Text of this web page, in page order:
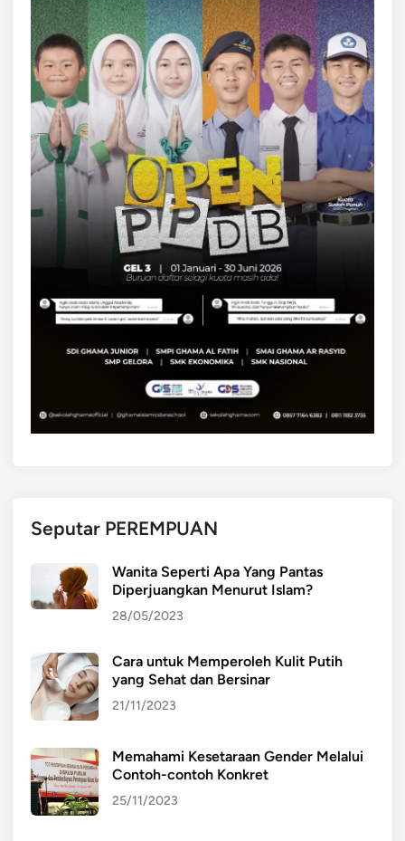
I
K
A
K
I
A
M
E
N
G
E
J
R
K
H
R
N
A
A
K
N
M
E
I
K
Seputar PEREMPUAN
Wanita Seperti Apa Yang Pantas
Diperjuangkan Menurut Islam?
28/05/2023
Cara untuk Memperoleh Kulit Putih
yang Sehat dan Bersinar
21/11/2023
Memahami Kesetaraan Gender Melalui
Contoh-contoh Konkret
25/11/2023